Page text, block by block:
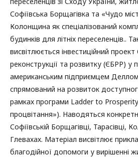
Софіївська Борщагівка та «Чудо
Колонщина як спеціалізований
будинків для літніх переселенців..
висвітлюється інвестиційний
реконструкції та розвитку (ЄБРР) у
американським підприємцем
спрямований на розвиток
рамках програми Ladder to
процвітання»). Наводяться
Софіївській Борщагівці, Тарасівці,
Глевахах. Матеріал висвітлює
благодійної допомоги у вирішенні